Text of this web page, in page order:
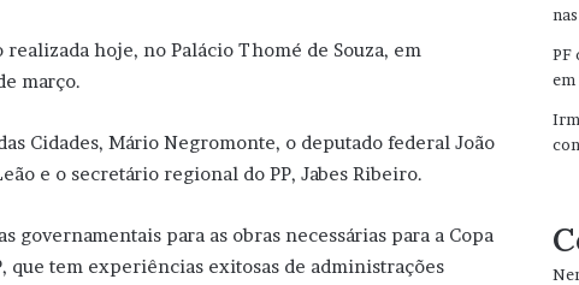
hoje, no Palácio Thomé de Souza, em
março.
Cidades, Mário Negromonte, o deputado federal João
e o secretário regional do PP, Jabes Ribeiro.
governamentais para as obras necessárias para a Copa
que tem experiências exitosas de administrações
PF
em